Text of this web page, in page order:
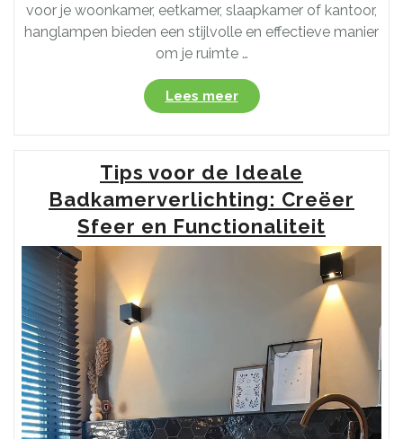
voor je woonkamer, eetkamer, slaapkamer of kantoor,
hanglampen bieden een stijlvolle en effectieve manier
om je ruimte …
Lees meer“Stijlvolle
Hanglampen:
Verlichting
Met
Sfeer
en
Klasse”
Tips voor de Ideale
Badkamerverlichting: Creëer
Sfeer en Functionaliteit